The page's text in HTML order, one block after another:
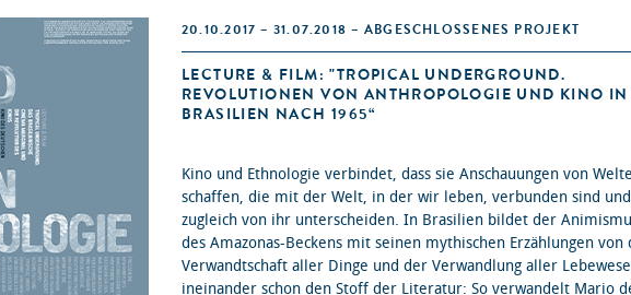
20.10.2017 – 31.07.2018 – ABGESCHLOSSENES PROJEKT
LECTURE & FILM: "TROPICAL UNDERGROUND.
REVOLUTIONEN VON ANTHROPOLOGIE UND KINO IN
BRASILIEN NACH 1965“
Kino und Ethnologie verbindet, dass sie Anschauungen von
schaffen, die mit der Welt, in der wir leben, verbunden sind
zugleich von ihr unterscheiden. In Brasilien bildet der
des Amazonas-Beckens mit seinen mythischen Erzählungen von
Verwandtschaft aller Dinge und der Verwandlung aller
ineinander schon den Stoff der Literatur: So verwandelt Mario